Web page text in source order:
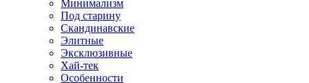
Минимализм
Под старину
Скандинавские
Элитные
Эксклюзивные
Хай-тек
Особенности